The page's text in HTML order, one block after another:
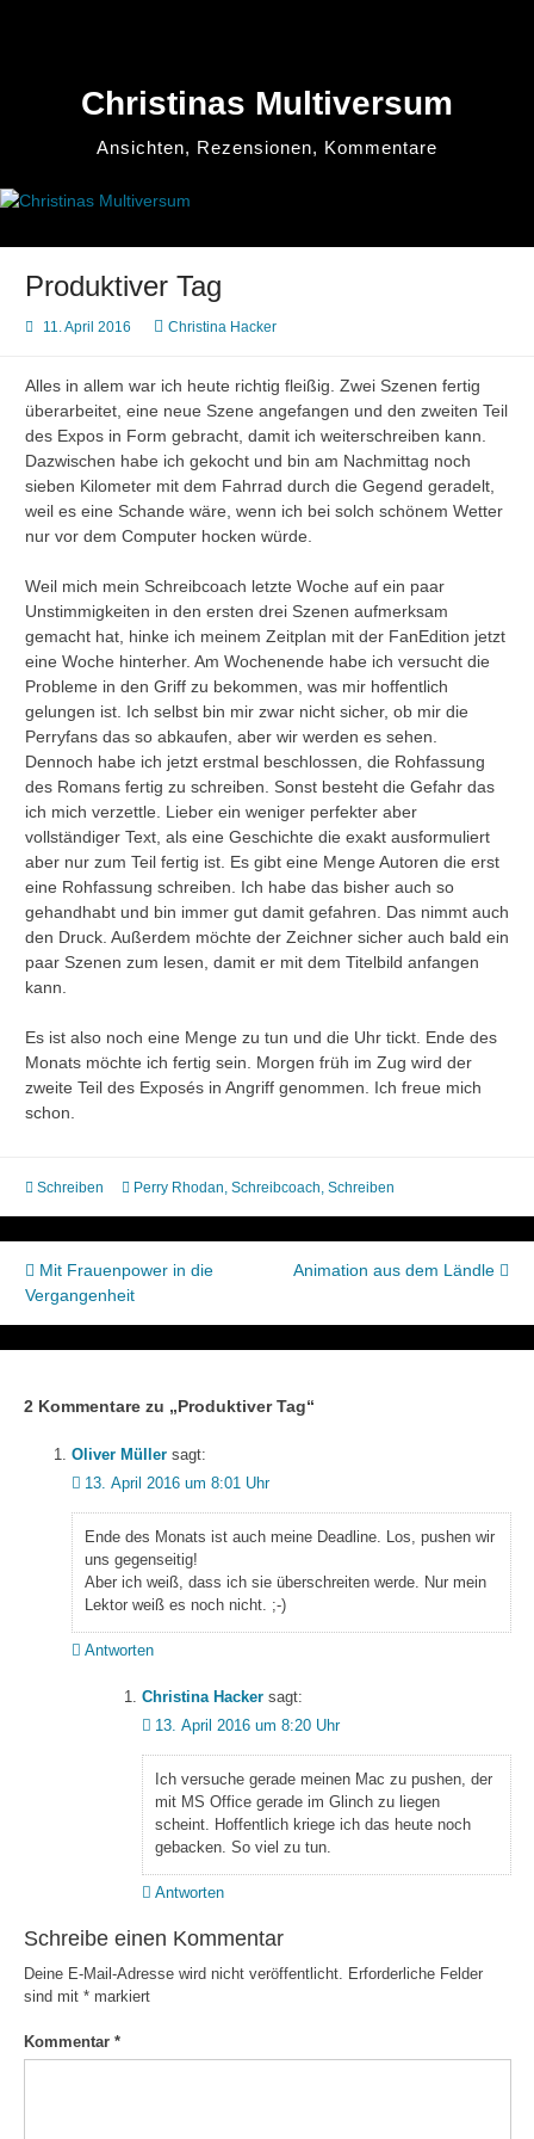
Christinas Multiversum
Ansichten, Rezensionen, Kommentare
Produktiver Tag
11. April 2016 Christina Hacker
Alles in allem war ich heute richtig fleißig. Zwei Szenen fertig
überarbeitet, eine neue Szene angefangen und den zweiten Teil
des Expos in Form gebracht, damit ich weiterschreiben kann.
Dazwischen habe ich gekocht und bin am Nachmittag noch
sieben Kilometer mit dem Fahrrad durch die Gegend geradelt,
weil es eine Schande wäre, wenn ich bei solch schönem Wetter
nur vor dem Computer hocken würde.
Weil mich mein Schreibcoach letzte Woche auf ein paar
Unstimmigkeiten in den ersten drei Szenen aufmerksam
gemacht hat, hinke ich meinem Zeitplan mit der FanEdition jetzt
eine Woche hinterher. Am Wochenende habe ich versucht die
Probleme in den Griff zu bekommen, was mir hoffentlich
gelungen ist. Ich selbst bin mir zwar nicht sicher, ob mir die
Perryfans das so abkaufen, aber wir werden es sehen.
Dennoch habe ich jetzt erstmal beschlossen, die Rohfassung
des Romans fertig zu schreiben. Sonst besteht die Gefahr das
ich mich verzettle. Lieber ein weniger perfekter aber
vollständiger Text, als eine Geschichte die exakt ausformuliert
aber nur zum Teil fertig ist. Es gibt eine Menge Autoren die erst
eine Rohfassung schreiben. Ich habe das bisher auch so
gehandhabt und bin immer gut damit gefahren. Das nimmt auch
den Druck. Außerdem möchte der Zeichner sicher auch bald ein
paar Szenen zum lesen, damit er mit dem Titelbild anfangen
kann.
Es ist also noch eine Menge zu tun und die Uhr tickt. Ende des
Monats möchte ich fertig sein. Morgen früh im Zug wird der
zweite Teil des Exposés in Angriff genommen. Ich freue mich
schon.
Schreiben Perry Rhodan, Schreibcoach, Schreiben
Beitragsnavigation
Mit Frauenpower in die
Vergangenheit
Animation aus dem Ländle
2 Kommentare zu „Produktiver Tag“
Oliver Müller sagt:
13. April 2016 um 8:01 Uhr
Ende des Monats ist auch meine Deadline. Los, pushen wir
uns gegenseitig!
Aber ich weiß, dass ich sie überschreiten werde. Nur mein
Lektor weiß es noch nicht. ;-)
Antworten
Christina Hacker sagt:
13. April 2016 um 8:20 Uhr
Ich versuche gerade meinen Mac zu pushen, der
mit MS Office gerade im Glinch zu liegen
scheint. Hoffentlich kriege ich das heute noch
gebacken. So viel zu tun.
Antworten
Schreibe einen Kommentar
Deine E-Mail-Adresse wird nicht veröffentlicht.
Erforderliche Felder
sind mit *markiert
Kommentar *